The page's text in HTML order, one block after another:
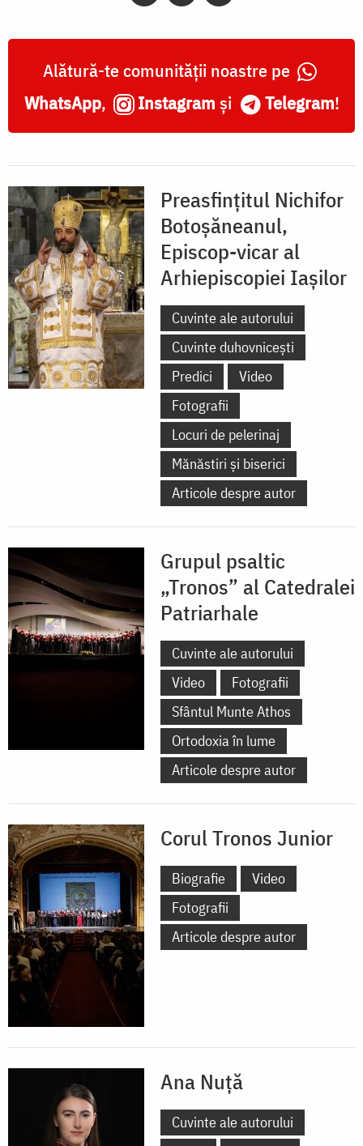
Alătură-te comunității noastre pe
WhatsApp, Instagram și Telegram!
Preasfințitul Nichifor
Botoșăneanul,
Episcop-vicar al
Arhiepiscopiei Iașilor
Cuvinte ale autorului
Cuvinte duhovnicești
Predici
Video
Fotografii
Locuri de pelerinaj
Mănăstiri și biserici
Articole despre autor
Grupul psaltic
„Tronos” al Catedralei
Patriarhale
Cuvinte ale autorului
Video
Fotografii
Sfântul Munte Athos
Ortodoxia în lume
Articole despre autor
Corul Tronos Junior
Biografie
Video
Fotografii
Articole despre autor
Ana Nuță
Cuvinte ale autorului